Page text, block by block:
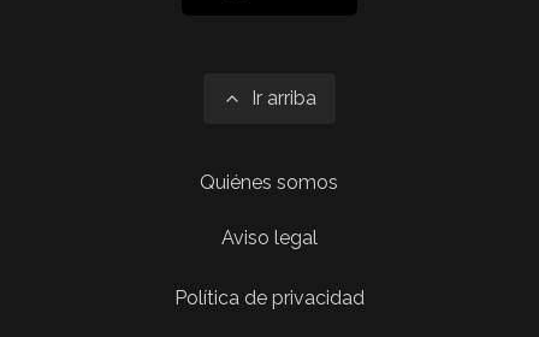
Ir arriba
Quiénes somos
Aviso legal
Política de privacidad